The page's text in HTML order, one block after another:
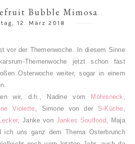
Bubble Mimosa
12. März 2018
vor der Themenwoche. In diesem Sinne
Themenwoche jetzt schon fast
Osterwoche weiter, sogar in einem
wir, d.h., Nadine vom Möhreneck
Violette , Simone von der S-Küche
, Janke von Jankes Soulfood, Maja
ich uns ganz dem Thema Osterbrunch